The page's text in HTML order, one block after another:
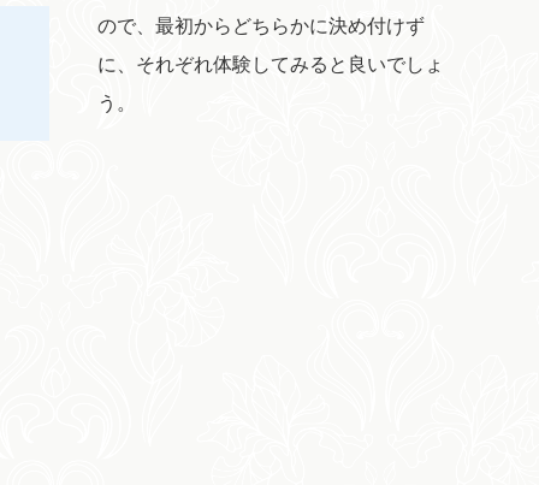
ので、最初からどちらかに決め付けず
に、それぞれ体験してみると良いでしょ
う。